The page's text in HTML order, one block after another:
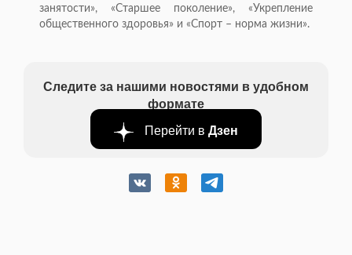
занятости», «Старшее поколение», «Укрепление
общественного здоровья» и «Спорт – норма жизни».
Следите за нашими новостями в удобном
формате
Перейти в Дзен